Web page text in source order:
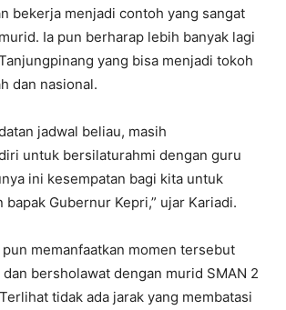
bekerja menjadi contoh yang sangat
Ia pun berharap lebih banyak lagi
yang bisa menjadi tokoh
dan nasional.
jadwal beliau, masih
untuk bersilaturahmi dengan guru
ini kesempatan bagi kita untuk
Gubernur Kepri,” ujar Kariadi.
memanfaatkan momen tersebut
bersholawat dengan murid SMAN 2
tidak ada jarak yang membatasi